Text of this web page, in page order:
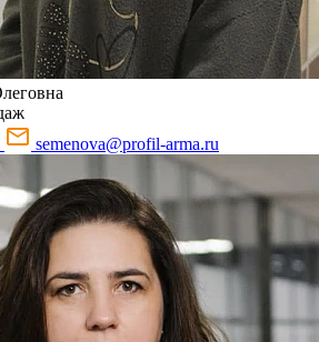
semenova@profil-arma.ru